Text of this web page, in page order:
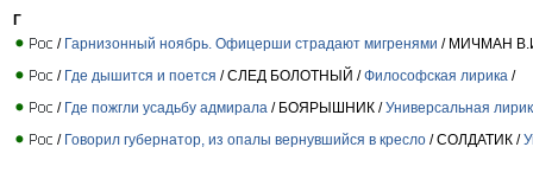
Г
/ Гарнизонный ноябрь. Офицерши страдают мигренями / МИЧМАН
/ Где дышится и поется / СЛЕД БОЛОТНЫЙ /Философская лирика /
/ Где пожгли усадьбу адмирала / БОЯРЫШНИК /Универсальная
/ Говорил губернатор, из опалы вернувшийся в кресло / СОЛДАТИК /